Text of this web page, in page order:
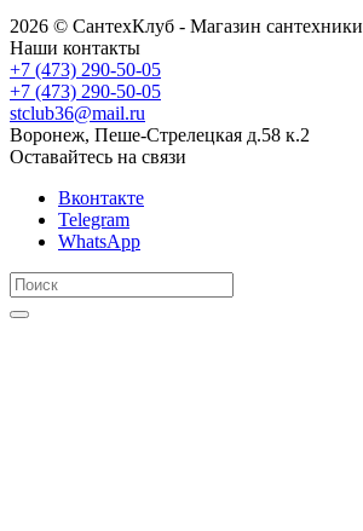
2026 © СантехКлуб - Магазин сантехники
Наши контакты
+7 (473) 290-50-05
+7 (473) 290-50-05
stclub36@mail.ru
Воронеж, Пеше-Стрелецкая д.58 к.2
Оставайтесь на связи
Вконтакте
Telegram
WhatsApp